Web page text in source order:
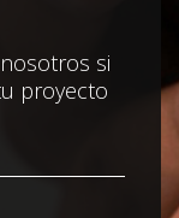
si
proyecto